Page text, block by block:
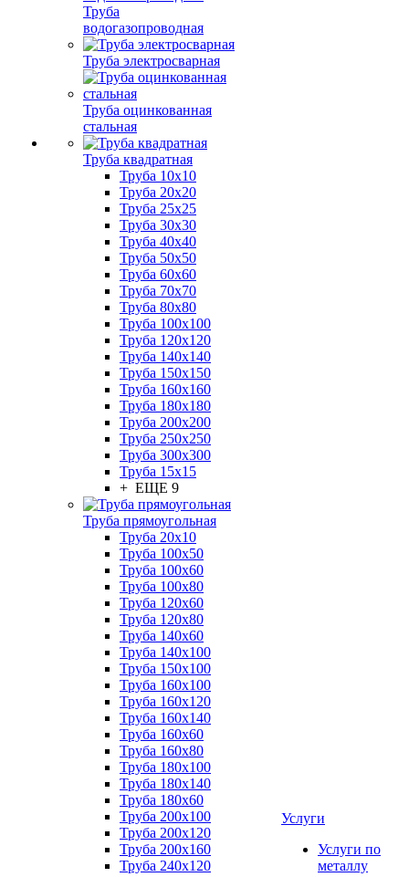
Труба
водогазопроводная
Труба электросварная
Труба оцинкованная
стальная
Труба квадратная
Труба 10x10
Труба 20x20
Труба 25x25
Труба 30x30
Труба 40x40
Труба 50x50
Труба 60x60
Труба 70x70
Труба 80x80
Труба 100x100
Труба 120x120
Труба 140x140
Труба 150x150
Труба 160x160
Труба 180x180
Труба 200x200
Труба 250x250
Труба 300x300
Труба 15x15
+ ЕЩЕ 9
Труба прямоугольная
Труба 20x10
Труба 100x50
Труба 100x60
Труба 100x80
Труба 120x60
Труба 120x80
Труба 140x60
Труба 140x100
Труба 150x100
Труба 160x100
Труба 160x120
Труба 160x140
Труба 160x60
Труба 160x80
Труба 180x100
Труба 180x140
Труба 180x60
Труба 200x100
Труба 200x120
Труба 200x160
Труба 240x120
Услуги
Услуги по
металлу